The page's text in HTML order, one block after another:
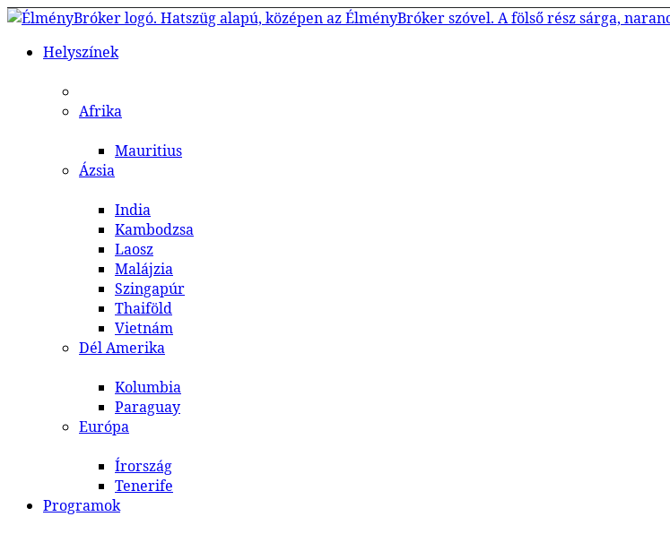
Helyszínek
Afrika
Mauritius
Ázsia
India
Kambodzsa
Laosz
Malájzia
Szingapúr
Thaiföld
Vietnám
Dél Amerika
Kolumbia
Paraguay
Európa
Írország
Tenerife
Programok